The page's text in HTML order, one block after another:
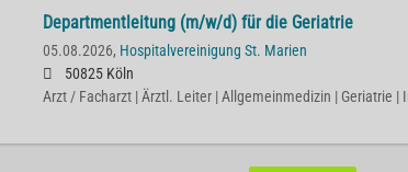
Departmentleitung (m/w/d) für die Geriatrie
05.08.2026, Hospitalvereinigung St. Marien
50825 Köln
Arzt / Facharzt | Ärztl. Leiter | Allgemeinmedizin | Geriatrie |